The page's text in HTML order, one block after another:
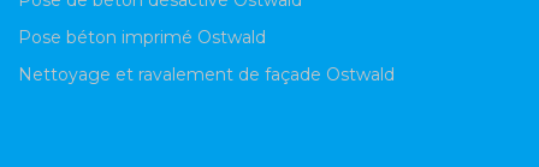
Pose béton imprimé Ostwald
Nettoyage et ravalement de façade Ostwald